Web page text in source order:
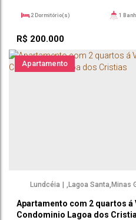
R$ 200.000
2 Dormitório(s) 1
Apartamento
Apartamento com 2 quartos á
Condominio Lagoa dos
Lundcéia Lagoa Santa Minas